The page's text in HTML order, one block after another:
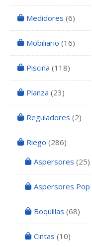
Medidores (6)
Mobiliario (16)
Piscina (118)
Planza (23)
Reguladores (2)
Riego (286)
Aspersores (25)
Aspersores Pop
Boquillas (68)
Cintas (10)